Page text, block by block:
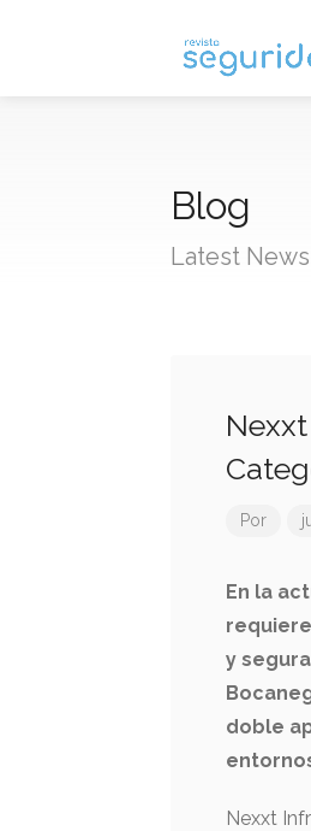
Blog
Latest News
Por
En la
y
doble
Nexxt